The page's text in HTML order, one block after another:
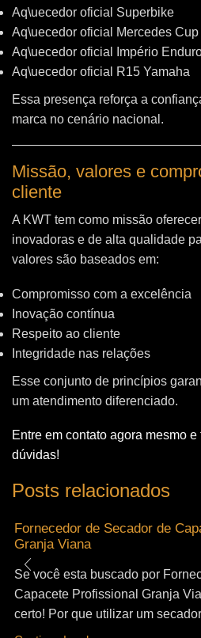
Aq\uecedor oficial Superbike
Aq\uecedor oficial Mercedes Cup
Aq\uecedor oficial Império
Aq\uecedor oficial R15 Yamaha
Essa presença reforça a
marca no cenário nacional.
Missão, valores e
cliente
A KWT tem como missão
inovadoras e de alta qualidade
valores são baseados em:
Compromisso com a excelência
Inovação contínua
Respeito ao cliente
Integridade nas relações
Esse conjunto de princípios
um atendimento diferenciado.
Entre em contato agora mesmo
dúvidas!
Posts relacionados
Fornecedor de Secador de
Granja Viana
Se você esta buscado por
Capacete Profissional Granja
certo! Por que utilizar um